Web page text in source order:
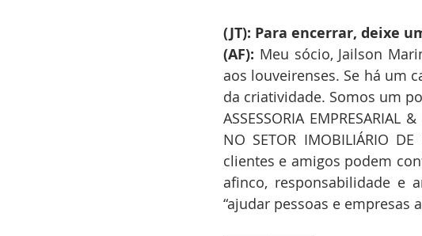
(JT): Para encerrar, deixe
(AF): Meu sócio, Jailson
aos louveirenses. Se há um
da criatividade. Somos um
ASSESSORIA
NO SETOR IMOBILIÁRIO
clientes e amigos podem
afinco, responsabilidade e
“ajudar pessoas e empresas